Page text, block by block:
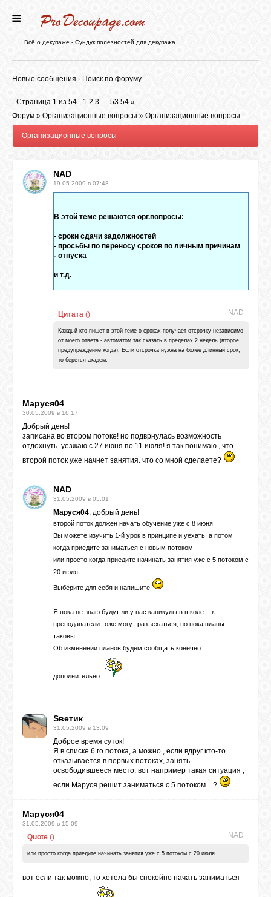
ФОРУМ
СТАТЬИ
МАГАЗИН
YOUTUBE
Всё о декупаже - Сундук полезностей для декупажа
Новые сообщения · Поиск по форуму
Страница 1 из 54 1 2 3 … 53 54 »
Форум » Организационные вопросы » Организационные вопросы
Организационные вопросы
NAD
19.05.2009 в 07:48
В этой теме решаются орг.вопросы:
- сроки сдачи задолжностей
- просьбы по переносу сроков по личным причинам
- отпуска
и т.д.
Цитата NAD
()
Каждый кто пишет в этой теме о сроках получает отсрочку независимо
от моего ответа - автоматом так сказать в пределах 2 недель (второе
предупреждение когда). Если отсрочка нужна на более длинный срок,
то берется академ.
Маруся04
30.05.2009 в 16:17
Добрый день!
записана во втором потоке! но подврнулась возможность
отдохнуть. уезжаю с 27 июня по 11 июля! я так понимаю , что
второй поток уже начнет занятия. что со мной сделаете?
NAD
31.05.2009 в 05:01
Маруся04, добрый день!
второй поток должен начать обучение уже с 8 июня
Вы можете изучить 1-й урок в принципе и уехать, а потом
когда приедите заниматься с новым потоком
или просто когда приедите начинать занятия уже с 5 потоком с
20 июля.
Выберите для себя и напишите
Я пока не знаю будут ли у нас каникулы в школе. т.к.
преподаватели тоже могут разъехаться, но пока планы
таковы.
Об изменении планов будем сообщать конечно
дополнительно
Sветик
31.05.2009 в 13:09
Доброе время суток!
Я в списке 6 го потока, а можно , если вдруг кто-то
отказывается в первых потоках, занять
освободившееся место, вот например такая ситуация ,
если Маруся решит заниматься с 5 потоком... ?
Маруся04
31.05.2009 в 15:09
Quote ( NAD
)
или просто когда приедите начинать занятия уже с 5 потоком с 20 июля.
вот если так можно, то хотела бы спокойно начать заниматься